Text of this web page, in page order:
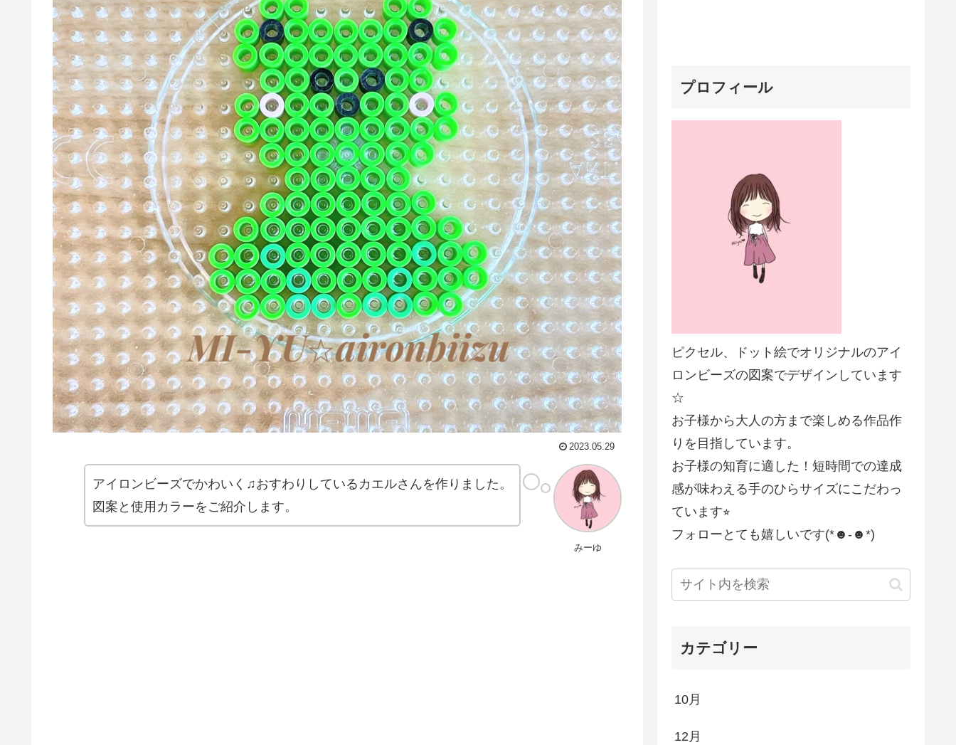
2023.05.29
みーゆ
アイロンビーズでかわいく♫おすわりしているカエルさんを作りました。
図案と使用カラーをご紹介します。
プロフィール
ピクセル、ドット絵でオリジナルのアイ
ロンビーズの図案でデザインしています
☆
お子様から大人の方まで楽しめる作品作
りを目指しています。
お子様の知育に適した！短時間での達成
感が味わえる手のひらサイズにこだわっ
ています⭐︎
フォローとても嬉しいです(*☻-☻*)
カテゴリー
10月
12月